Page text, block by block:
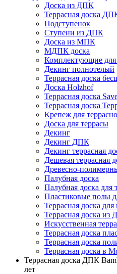
Доска из ДПК
Террасная доска
Подступенок
Ступени из ДПК
Доска из МПК
МДПК доска
Комплектующие для
Декинг полнотелый
Террасная доска
Доска Holzhof
Террасная доска
Террасная доска
Крепеж для
Доска для террасы
Декинг
Декинг ДПК
Декинг террасная
Дешевая террасная
Древесно-
Палубная доска
Палубная доска для
Пластиковые полы
Террасная доска для
Террасная доска из
Искусственная
Террасная доска
Террасная доска
Террасная доска в
Террасная доска ДПК
лет